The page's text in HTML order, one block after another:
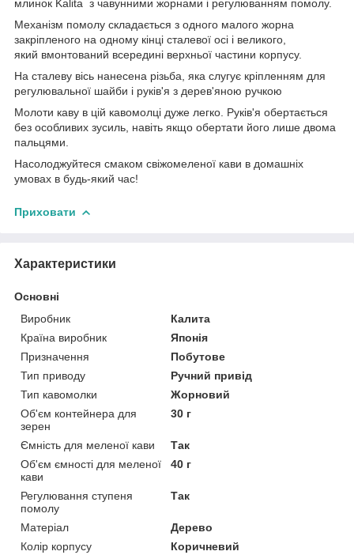
млинок Kalita з чавунними жорнами і регулюванням помолу.
Механізм помолу складається з одного малого жорна
закріпленого на одному кінці сталевої осі і великого,
який вмонтований всередині верхньої частини корпусу.
На сталеву вісь нанесена різьба, яка слугує кріпленням для
регулювальної шайби і руків'я з дерев'яною ручкою
Молоти каву в цій кавомолці дуже легко. Руків'я обертається
без особливих зусиль, навіть якщо обертати його лише двома
пальцями.
Насолоджуйтеся смаком свіжомеленої кави в домашніх
умовах в будь-який час!
Приховати
Характеристики
Основні
Виробник
Калита
Країна виробник
Японія
Призначення
Побутове
Тип приводу
Ручний привід
Тип кавомолки
Жорновий
Об'єм контейнера для
зерен
30 г
Ємність для меленої кави
Так
Об'єм ємності для меленої
кави
40 г
Регулювання ступеня
помолу
Так
Матеріал
Дерево
Колір корпусу
Коричневий